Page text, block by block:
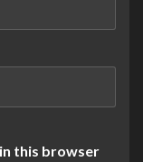
this browser